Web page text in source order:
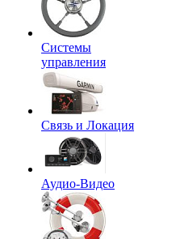
Системы
управления
Связь и Локация
Аудио-Видео